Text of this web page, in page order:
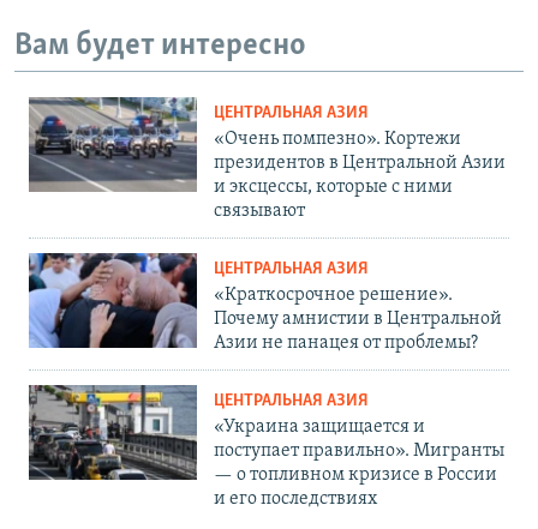
Вам будет интересно
ЦЕНТРАЛЬНАЯ АЗИЯ
«Очень помпезно». Кортежи
президентов в Центральной Азии
и эксцессы, которые с ними
связывают
ЦЕНТРАЛЬНАЯ АЗИЯ
«Краткосрочное решение».
Почему амнистии в Центральной
Азии не панацея от проблемы?
ЦЕНТРАЛЬНАЯ АЗИЯ
«Украина защищается и
поступает правильно». Мигранты
— о топливном кризисе в России
и его последствиях